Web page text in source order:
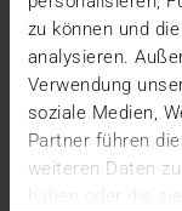
zu können und
analysieren.
Verwendung
soziale Medien,
Partner führen
weiteren Daten
VISUS HEALTH IT
MEHR ERFAHREN